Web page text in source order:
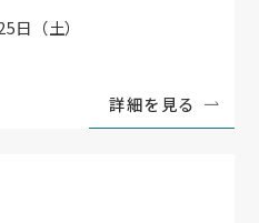
日（土）
詳細を見る